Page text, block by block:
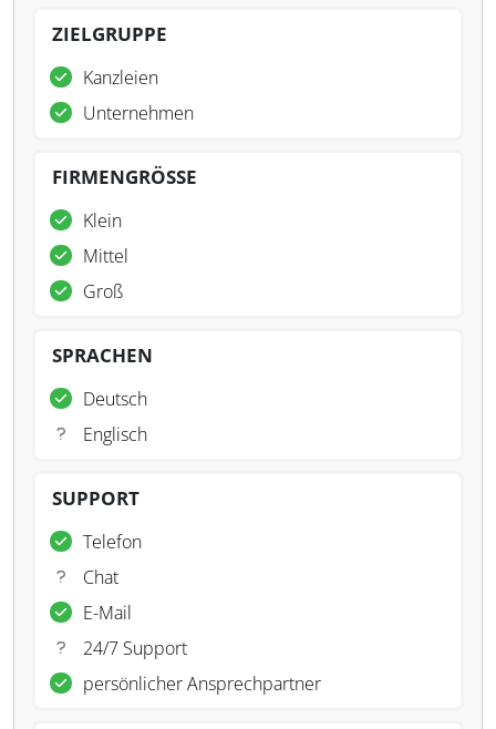
ZIELGRUPPE
Kanzleien
Unternehmen
FIRMENGRÖSSE
Klein
Mittel
Groß
SPRACHEN
Deutsch
Englisch
SUPPORT
Telefon
Chat
E-Mail
24/7 Support
persönlicher Ansprechpartner